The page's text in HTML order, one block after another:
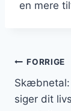
en mere
FORRIGE
Skæbnetal:
siger dit